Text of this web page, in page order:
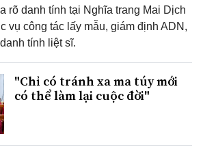
rõ danh tính tại Nghĩa trang Mai Dịch
vụ công tác lấy mẫu, giám định ADN,
tính liệt sĩ.
"Chỉ có tránh xa ma túy mới
có thể làm lại cuộc đời"